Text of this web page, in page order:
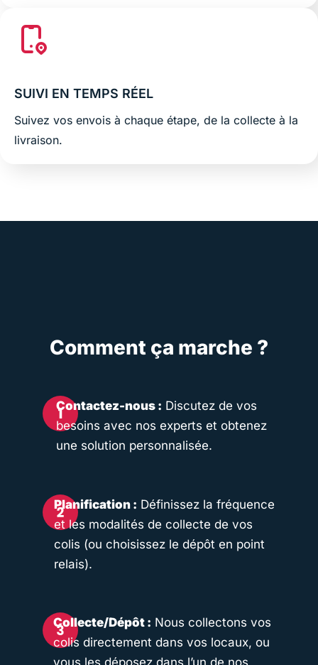
SUIVI EN TEMPS RÉEL
Suivez vos envois à chaque étape, de la collecte à la
livraison.
Comment ça marche ?
Contactez-nous : Discutez de vos
besoins avec nos experts et obtenez
une solution personnalisée.
Planification : Définissez la fréquence
et les modalités de collecte de vos
colis (ou choisissez le dépôt en point
relais).
Collecte/Dépôt : Nous collectons vos
colis directement dans vos locaux, ou